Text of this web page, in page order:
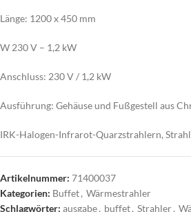
Länge: 1200 x 450 mm
W 230 V – 1,2 kW
Anschluss: 230 V / 1,2 kW
Ausführung: Gehäuse und Fußgestell aus
IRK-Halogen-Infrarot-Quarzstrahlern,
Artikelnummer: 71400037
Kategorien: Buffet, Wärmestrahler
Schlagwörter: ausgabe, buffet, Strahler,